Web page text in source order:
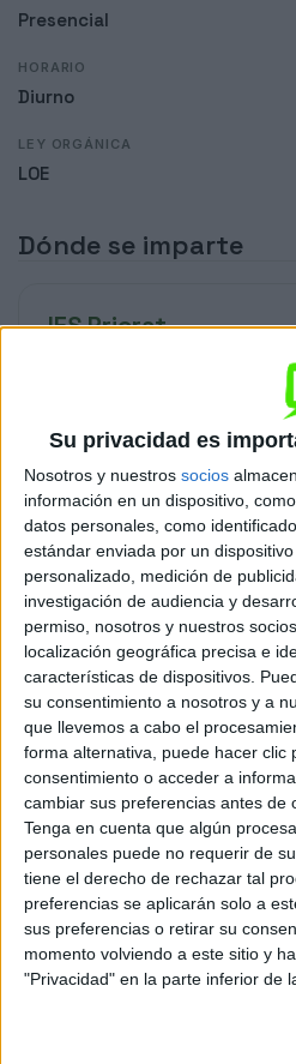
Su privacidad es
Nosotros y nuestros socios
información en un dispositivo,
datos personales, como
estándar enviada por un
personalizado, medición de
investigación de audiencia y
permiso, nosotros y nuestros
localización geográfica precisa e
características de dispositivos.
su consentimiento a nosotros y a
que llevemos a cabo el
forma alternativa, puede hacer clic
consentimiento o acceder a
cambiar sus preferencias antes de
Tenga en cuenta que algún
personales puede no requerir de
tiene el derecho de rechazar tal
preferencias se aplicarán solo a
sus preferencias o retirar su
momento volviendo a este sitio y
"Privacidad" en la parte inferior de
Presencial
HORARIO
Diurno
LEY ORGÁNICA
LOE
Dónde se imparte
IES Priorat
DIRECCIÓN
ctra. de Porrera, s/n
43730 Falset, Tarragona
+
-
Explora más
¿No es exactamente lo que
alternativas más relevantes.